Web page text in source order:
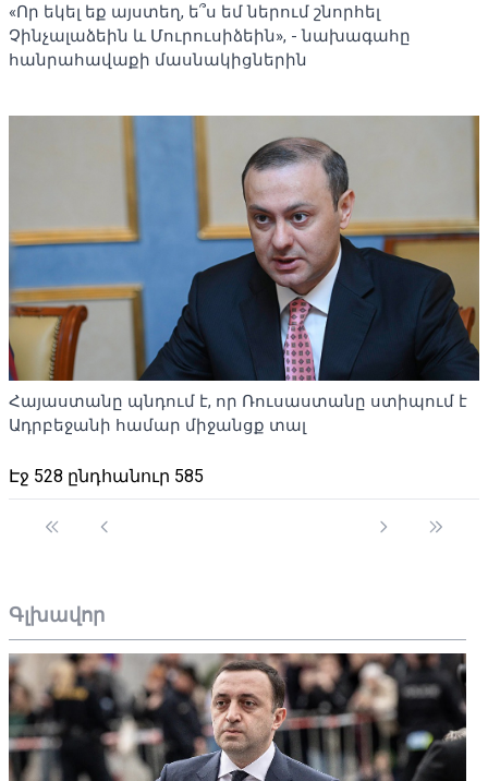
«Որ եկել եք այստեղ, ե՞ս եմ ներում շնորհել
Չինչալաձեին և Մուրուսիձեին», - նախագահը
հանրահավաքի մասնակիցներին
Հայաստանը պնդում է, որ Ռուսաստանը ստիպում է
Ադրբեջանի համար միջանցք տալ
Էջ 528 ընդհանուր 585
Գլխավոր